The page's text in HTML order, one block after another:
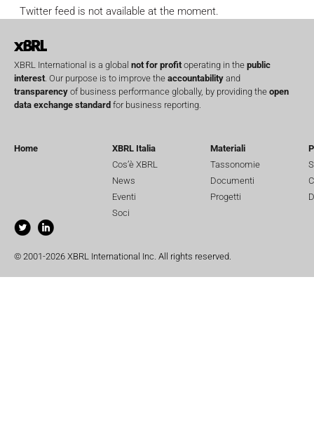
Twitter feed is not available at the moment.
XBRL International is a global not for profit operating in the public
interest . Our purpose is to improve the accountability and
transparency of business performance globally, by providing the open
data exchange standard for business reporting.
Home
XBRL Italia
Cos’è XBRL
News
Eventi
Soci
Materiali
Tassonomie
Documenti
Progetti
© 2001-2026 XBRL International Inc. All rights reserved.